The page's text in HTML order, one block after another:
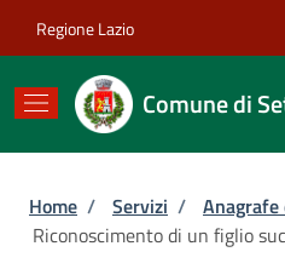
Regione Lazio
Comune di
Briciole di pane
Home / Servizi /
Riconoscimento di un figlio